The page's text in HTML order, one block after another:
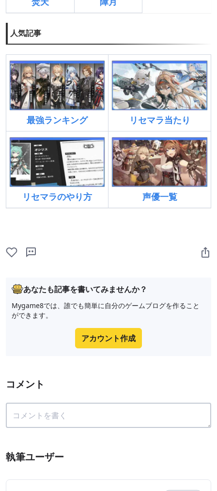
人気記事
最強ランキング リセマラ当たり
リセマラのやり方 声優一覧
あなたも記事を書いてみませんか？
Mygame8では、誰でも簡単に自分のゲームブログを作ること
ができます。
アカウント作成
コメント
執筆ユーザー